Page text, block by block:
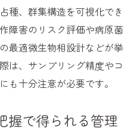
種、群集構造を可視化でき
障害のリスク評価や病原菌
最適微生物相設計などが挙
は、サンプリング精度やコ
も十分注意が必要です。
握で得られる管理